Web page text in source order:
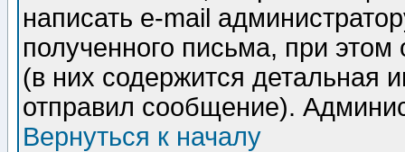
написать e-mail
полученного письма, при этом
(в них содержится детальная
отправил сообщение).
Вернуться к началу